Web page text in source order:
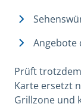
Angebote
Prüft
Karte ersetzt
Grillzone und